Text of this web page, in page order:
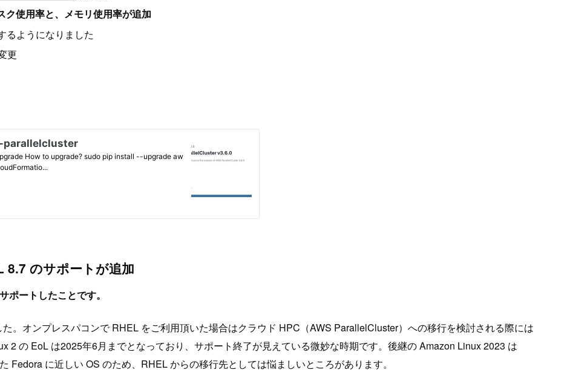
ク使用率と、メモリ使用率が追加
るようになりました
更
8.7 のサポートが追加
ートしたことです。
。オンプレスパコンで RHEL をご利用頂いた場合はクラウド HPC（AWS ParallelCluster）への移行を検討される際には
2 の EoL は2025年6月までとなっており、サポート終了が見えている微妙な時期です。後継の Amazon Linux 2023 は
Fedora に近しい OS のため、RHEL からの移行先としては悩ましいところがあります。